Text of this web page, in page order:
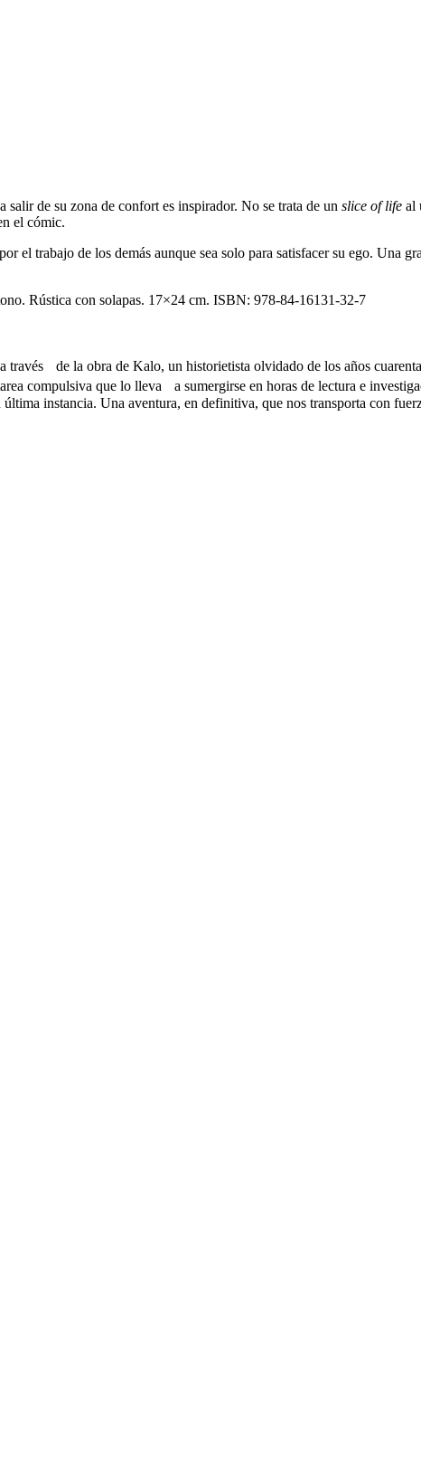
de su zona de confort es inspirador. No se trata de un slice of life al
el cómic.
el trabajo de los demás aunque sea solo para satisfacer su ego. Una
Rústica con solapas. 17×24 cm. ISBN: 978-84-16131-32-7
de la obra de Kalo, un historietista olvidado de los años
compulsiva que lo lleva a sumergirse en horas de lectura e
instancia. Una aventura, en definitiva, que nos transporta con